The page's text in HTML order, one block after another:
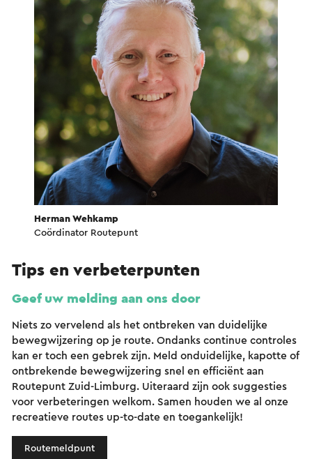
Herman Wehkamp
Coördinator Routepunt
Tips en verbeterpunten
Geef uw melding aan ons door
Niets zo vervelend als het ontbreken van duidelijke
bewegwijzering op je route. Ondanks continue controles
kan er toch een gebrek zijn. Meld onduidelijke, kapotte of
ontbrekende bewegwijzering snel en efficiënt aan
Routepunt Zuid-Limburg. Uiteraard zijn ook suggesties
voor verbeteringen welkom. Samen houden we al onze
recreatieve routes up-to-date en toegankelijk!
Routemeldpunt